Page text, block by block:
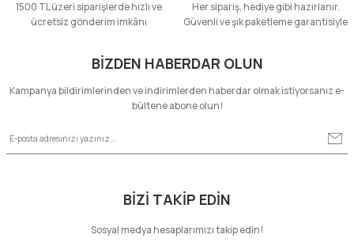
1500 TL üzeri siparişlerde hızlı ve
ücretsiz gönderim imkânı
Her sipariş, hediye gibi hazırlanır.
Güvenli ve şık paketleme garantisiyle
BİZDEN HABERDAR OLUN
Kampanya bildirimlerinden ve indirimlerden haberdar olmak istiyorsanız e-
bültene abone olun!
BİZİ TAKİP EDİN
Sosyal medya hesaplarımızı takip edin!